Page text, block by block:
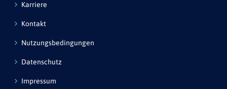
Karriere
Kontakt
Nutzungsbedingungen
Datenschutz
Impressum